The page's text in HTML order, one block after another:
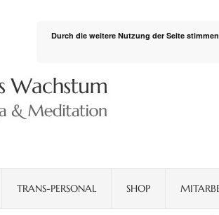
TRANS-PERSONAL SHOP
Durch die weitere Nutzung der Seite